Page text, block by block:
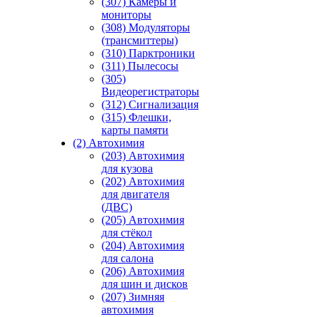
мониторы
(308) Модуляторы
(трансмиттеры)
(310) Парктроники
(311) Пылесосы
(305)
Видеорегистраторы
(312) Сигнализация
(315) Флешки,
карты памяти
(2) Автохимия
(203) Автохимия
для кузова
(202) Автохимия
для двигателя
(ДВС)
(205) Автохимия
для стёкол
(204) Автохимия
для салона
(206) Автохимия
для шин и дисков
(207) Зимняя
автохимия